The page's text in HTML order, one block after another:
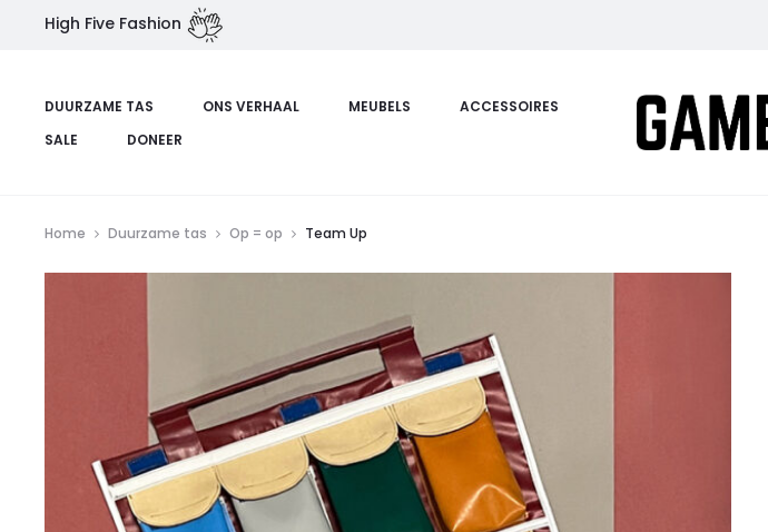
High Five Fashion
DUURZAME TAS ONS VERHAAL MEUBELS
ACCESSOIRES
SALE
DONEER
Home Duurzame tas Op = op Team Up